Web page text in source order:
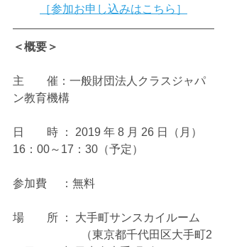
［参加お申し込みはこちら］
＜概要＞
主　　催：一般財団法人クラスジャパ
ン教育機構
日　　時 ： 2019 年 8 月 26 日（月）
16：00～17：30（予定）
参加費　 ：無料
場　　所 ： 大手町サンスカイルーム
（東京都千代田区大手町2